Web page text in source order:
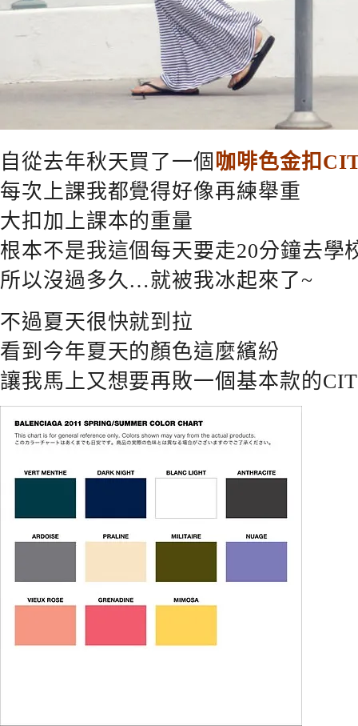
自從去年秋天買了一個 咖啡色金扣
每次上課我都覺得好像再練舉重
大扣加上課本的重量
根本不是我這個每天要走20分鐘去學
所以沒過多久…就被我冰起來了~
不過夏天很快就到拉
看到今年夏天的顏色這麼繽紛
讓我馬上又想要再敗一個基本款的